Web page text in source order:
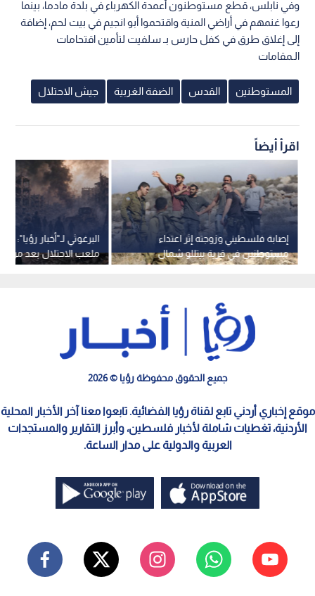
وفي نابلس، قطع مستوطنون أعمدة الكهرباء في بلدة مادما، بينما
رعوا غنمهم في أراضي المنية واقتحموا أبو انجيم في بيت لحم، إضافة
إلى إغلاق طرق في كفل حارس بـ سلفيت لتأمين اقتحامات
الـمقامات
المستوطنين القدس الضفة الغربية جيش الاحتلال
اقرأ أيضاً
البرغوثي لـ"أخبار رؤيا":
ملعب الاحتلال بعد
الفلسطيني
إصابة فلسطيني وزوجته إثر اعتداء
مستوطنين في قرية بيتللو شمال
غرب رام الله
جميع الحقوق محفوظة رؤيا © 2026
موقع إخباري أردني تابع لقناة رؤيا الفضائية. تابعوا معنا آخر الأخبار المحلية
الأردنية، تغطيات شاملة لأخبار فلسطين، وأبرز التقارير والمستجدات
العربية والدولية على مدار الساعة.